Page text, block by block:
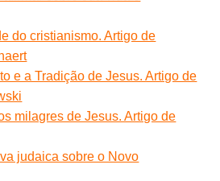
do cristianismo. Artigo de
e a Tradição de Jesus. Artigo de
milagres de Jesus. Artigo de
judaica sobre o Novo